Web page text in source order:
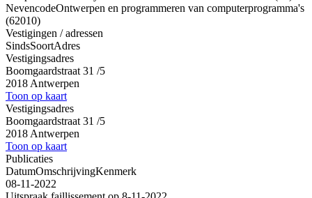
NevencodeOntwerpen en programmeren van computerprogramma's
(62010)
Vestigingen / adressen
SindsSoortAdres
Vestigingsadres
Boomgaardstraat 31 /5
2018 Antwerpen
Toon op kaart
Vestigingsadres
Boomgaardstraat 31 /5
2018 Antwerpen
Toon op kaart
Publicaties
DatumOmschrijvingKenmerk
08-11-2022